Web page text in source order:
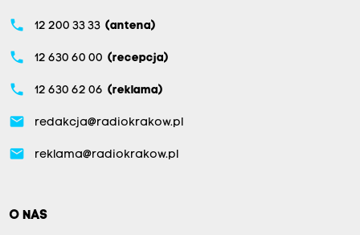
phone 12 200 33 33 (antena)
phone 12 630 60 00 (recepcja)
phone 12 630 62 06 (reklama)
email redakcja@radiokrakow.pl
email reklama@radiokrakow.pl
O NAS